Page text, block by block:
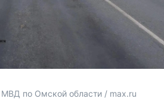
МВД по Омской области / max.ru